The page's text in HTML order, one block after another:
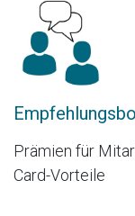
Prämien für
Card-Vorteile